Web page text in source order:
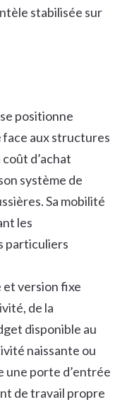
stabilisée sur
se positionne
face aux structures
d’achat
système de
Sa mobilité
les
particuliers
version fixe
de la
disponible au
naissante ou
porte d’entrée
de travail propre